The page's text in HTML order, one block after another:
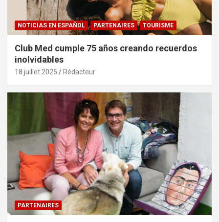
NOTICIAS EN ESPAÑOL PARTENAIRES TOURISME
Club Med cumple 75 años creando recuerdos
inolvidables
18 juillet 2025 Rédacteur
PARTENAIRES